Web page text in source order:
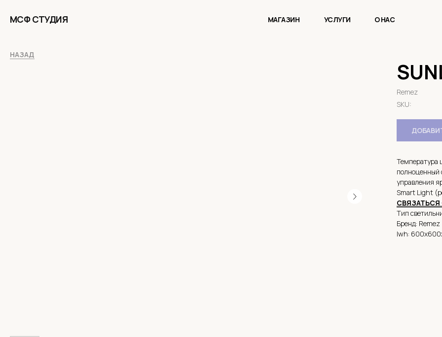
МАГАЗИН УСЛУГИ
МСФ СТУДИЯ О НАС
НАЗАД
Remez
SKU:
Температура
полноценный
управления
Smart Light
СВЯЗАТЬСЯ
Тип
Бренд: Remez
lwh: